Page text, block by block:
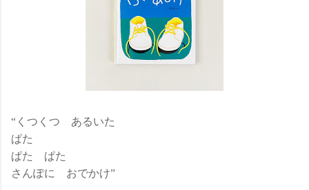
“くつくつ あるいた
ぱた
ぱた ぱた
さんぽに おでかけ”